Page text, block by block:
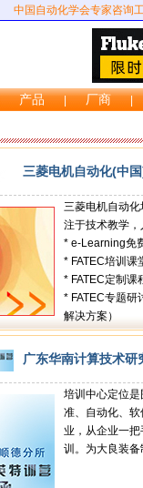
中国自动化学会专家咨询
产品 | 厂商 |
三菱电机自动化(中
三菱电机自动
注于技术教学，
* e-Learning免
* FATEC培训课
* FATEC定制课
* FATEC专题研
解决方案）
广东华南计算技术研
培训中心定位
准、自动化、
业，从企业一
训。为大良装备